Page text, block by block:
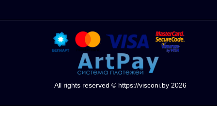
All rights reserved © https://visconi.by 2026